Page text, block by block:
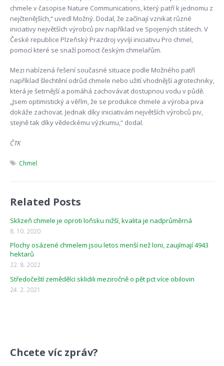
chmele v časopise Nature Communications, který patří k jednomu z
nejčtenějších,“ uvedl Možný. Dodal, že začínají vznikat různé
iniciativy největších výrobců piv například ve Spojených státech. V
České republice Plzeňský Prazdroj vyvíjí iniciativu Pro chmel,
pomocí které se snaží pomoct českým chmelařům.
Mezi nabízená řešení současné situace podle Možného patří
například šlechtění odrůd chmele nebo užití vhodnější agrotechniky,
která je šetrnější a pomáhá zachovávat dostupnou vodu v půdě.
„Jsem optimistický a věřím, že se produkce chmele a výroba piva
dokáže zachovat. Jednak díky iniciativám největších výrobců piv,
stejně tak díky vědeckému výzkumu,“ dodal.
ČTK
Chmel
Related Posts
Sklizeň chmele je oproti loňsku nižší, kvalita je nadprůměrná
8. 10. 2020
Plochy osázené chmelem jsou letos menší než loni, zaujímají 4943
hektarů
22. 8. 2022
Středočeští zemědělci sklidili meziročně o pět pct více obilovin
24. 2. 2021
Chcete víc zpráv?